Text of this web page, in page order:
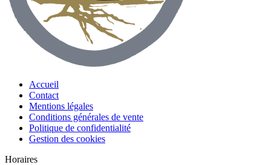
Accueil
Contact
Mentions légales
Conditions générales de vente
Politique de confidentialité
Gestion des cookies
Horaires